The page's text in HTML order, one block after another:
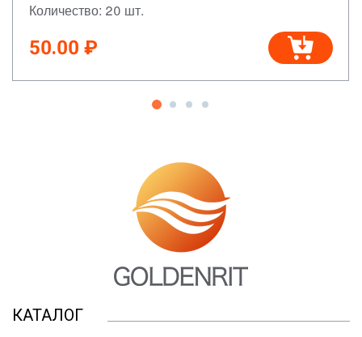
Количество: 20 шт.
50.00 ₽
КАТАЛОГ